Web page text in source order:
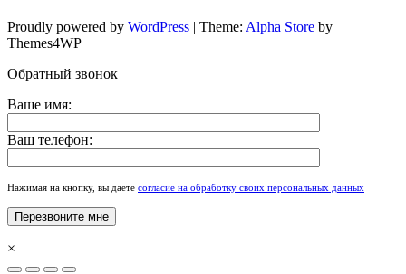
Proudly powered by WordPress | Theme: Alpha Store by
Themes4WP
Обратный звонок
Ваше имя:
Ваш телефон:
Нажимая на кнопку, вы даете согласие на обработку своих персональных данных
×